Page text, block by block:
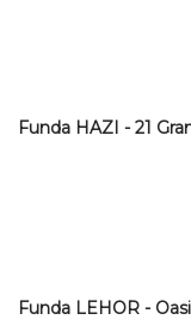
Funda HAZI - 21
Funda LEHOR -